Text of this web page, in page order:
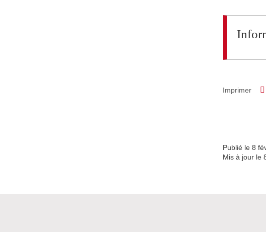
Imprimer
Publié le 8
Mis à jour le